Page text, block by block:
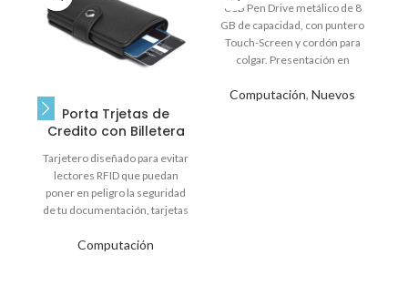
Porta Trjetas de
Credito con Billetera
Computación
Tarjetero diseñado para evitar
lectores RFID que puedan
poner en peligro la seguridad
de tu documentación, tarjetas
Computación, Nuevos
USB Pen Drive metálico de 8
GB de capacidad, con puntero
Touch-Screen y cordón para
colgar. Presentación en
ventana. Tamaño: Pendrive 1.2